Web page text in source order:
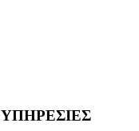
ΥΠΗΡΕΣΙΕΣ